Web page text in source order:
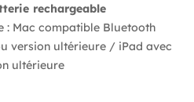
rechargeable
: Mac compatible Bluetooth
version ultérieure / iPad avec
ultérieure